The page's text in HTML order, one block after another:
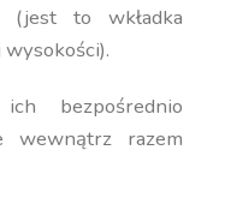
(jest to wkładka
ich bezpośrednio
wewnątrz razem